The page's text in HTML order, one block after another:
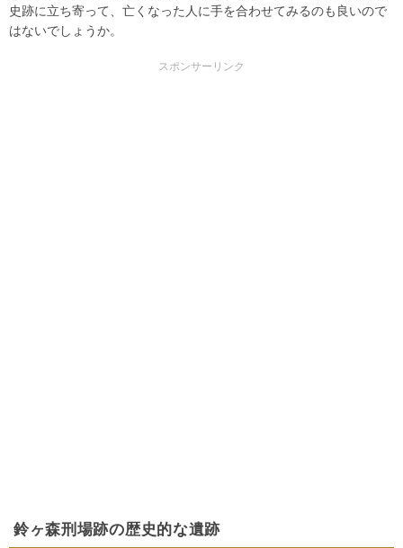
史跡に立ち寄って、亡くなった人に手を合わせてみるのも良いので
はないでしょうか。
スポンサーリンク
鈴ヶ森刑場跡の歴史的な遺跡